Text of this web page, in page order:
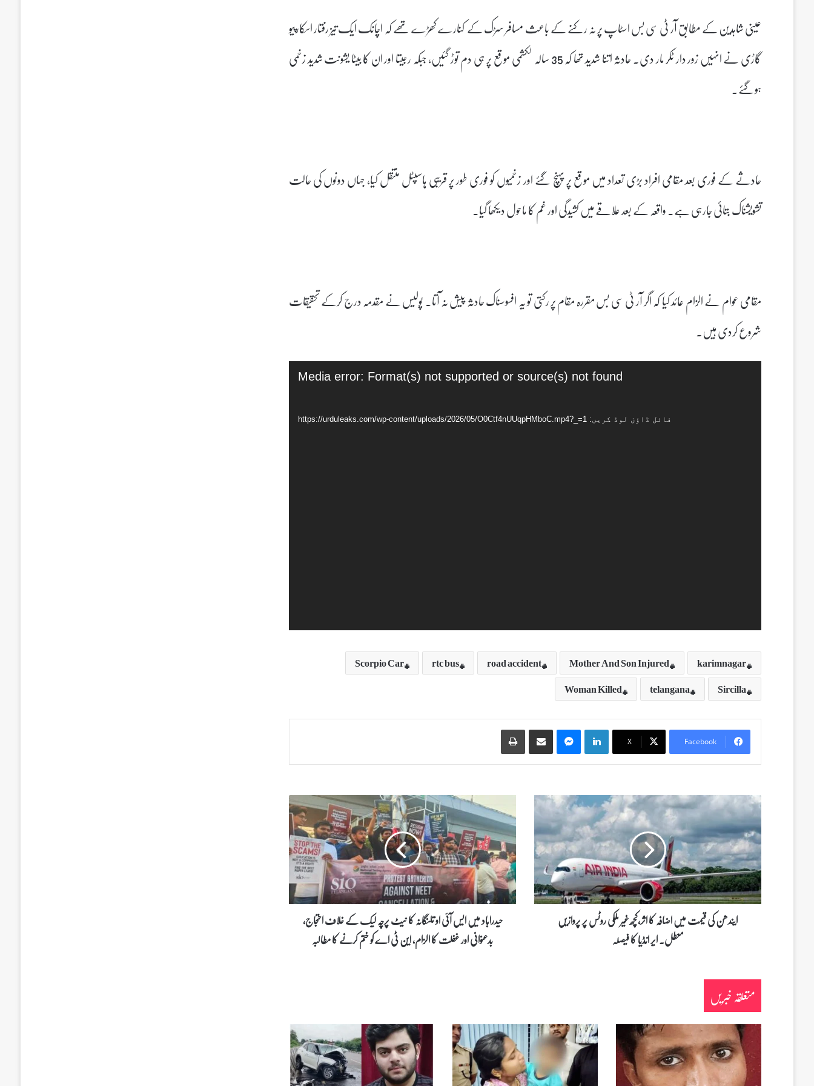
عینی شاہدین کے مطابق آر ٹی سی بس اسٹاپ پر نہ رکنے کے باعث مسافر سڑک کے کنارے کھڑے تھے کہ اچانک ایک تیز رفتار اسکارپیو
گاڑی نے انہیں زور دار ٹکر مار دی۔ حادثہ اتنا شدید تھا کہ 35 سالہ لکشمی موقع پر ہی دم توڑ گئیں، جبکہ رجیتا اور ان کا بیٹا یشونت شدید زخمی
ہوگئے۔
حادثے کے فوری بعد مقامی افراد بڑی تعداد میں موقع پر پہنچ گئے اور زخمیوں کو فوری طور پر قریبی ہاسپٹل منتقل کیا، جہاں دونوں کی حالت
تشویشناک بتائی جارہی ہے۔ واقعہ کے بعد علاقے میں کشیدگی اور غم کا ماحول دیکھا گیا۔
مقامی عوام نے الزام عائد کیا کہ اگر آر ٹی سی بس مقررہ مقام پر رکتی تو یہ افسوسناک حادثہ پیش نہ آتا۔ پولیس نے مقدمہ درج کرکے تحقیقات
شروع کردی ہیں۔
Media error: Format(s) not supported or source(s) not found
فائل ڈاؤن لوڈ کریں: https://urduleaks.com/wp-content/uploads/2026/05/O0Ctf4nUUqpHMboC.mp4?_=1
karimnagar
Mother And Son Injured
road accident
rtc bus
Scorpio Car
Sircilla
telangana
Woman Killed
Facebook
X
LinkedIn
Messenger
Share via Email
Print
ا
ی
ن
د
ھ
ن
ک
ی
ق
ں
ا
ف
ایندھن کی قیمت میں اضافہ کا اثر،کچھ غیر ملکی روٹس پر پروازیں
معطل۔ ایر انڈیا کا فیصلہ
ح
ی
د
ر
ا
ب
ا
د
م
ا
و
ت
ل
ن
حیدراباد میں ایس آئی او تلنگانہ کا نیٹ پرچہ لیک کے خلاف احتجاج،
بدعنوانی اور غفلت کا الزام، این ٹی اے کو ختم کرنے کا مطالبہ
متعلقہ خبریں